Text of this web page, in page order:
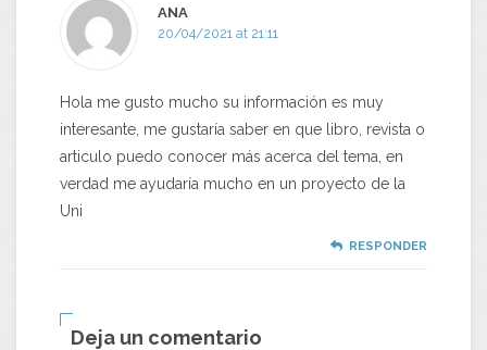
ANA
20/04/2021 at 21:11
Hola me gusto mucho su información es muy
interesante, me gustaría saber en que libro, revista o
articulo puedo conocer más acerca del tema, en
verdad me ayudaría mucho en un proyecto de la
Uni
RESPONDER
Deja un comentario